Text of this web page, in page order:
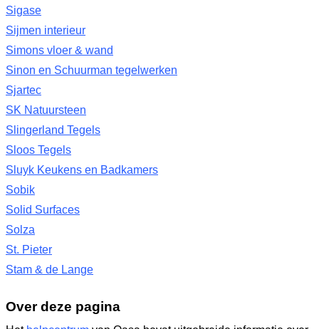
Sigase
Sijmen interieur
Simons vloer & wand
Sinon en Schuurman tegelwerken
Sjartec
SK Natuursteen
Slingerland Tegels
Sloos Tegels
Sluyk Keukens en Badkamers
Sobik
Solid Surfaces
Solza
St. Pieter
Stam & de Lange
Over deze pagina